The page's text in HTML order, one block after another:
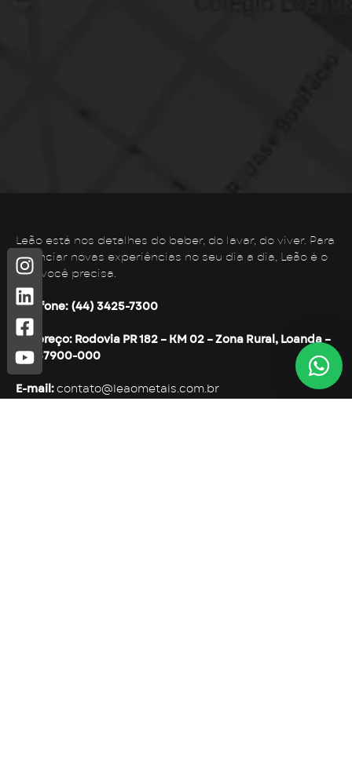
Leão está nos detalhes do beber, do lavar, do viver. Para
vivenciar novas experiências no seu dia a dia, Leão é o
que você precisa.
Telefone: (44) 3425-7300
Endereço: Rodovia PR 182 – KM 02 – Zona Rural, Loanda –
PR, 87900-000
E-mail: contato@leaometais.com.br